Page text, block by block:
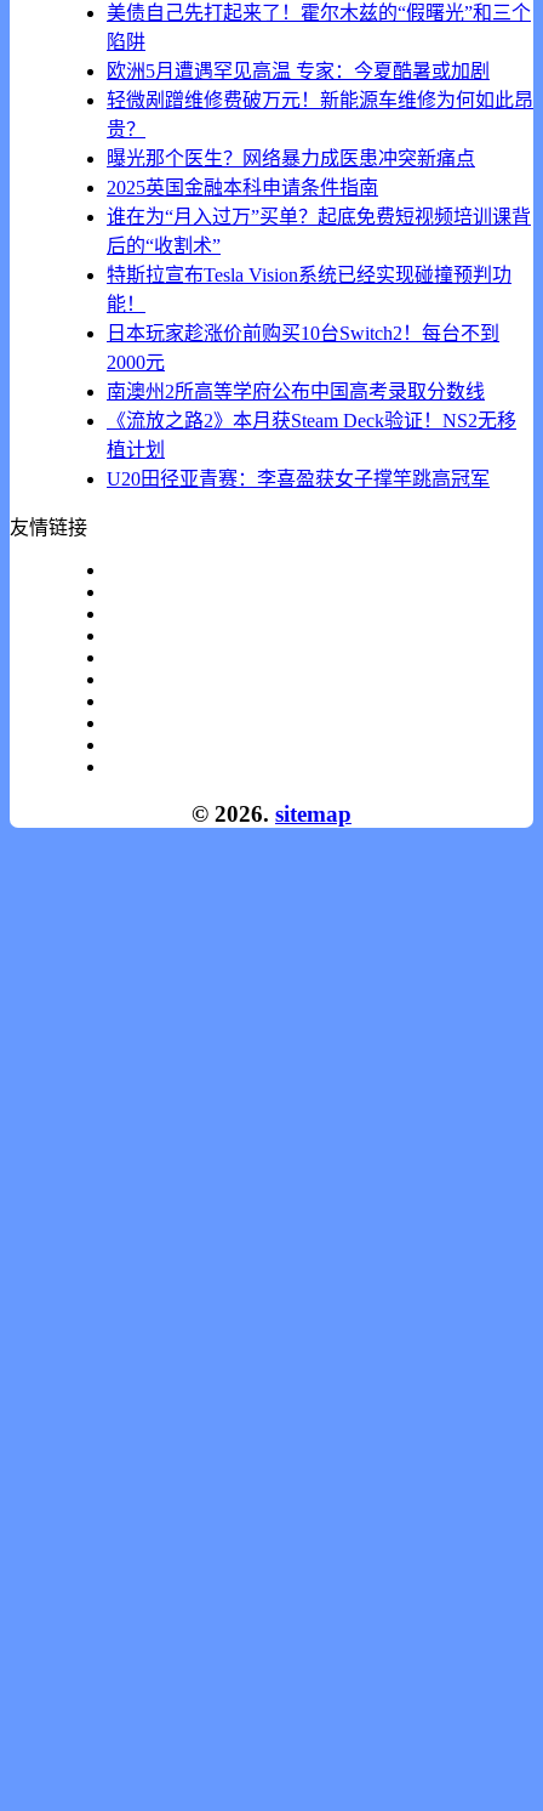
美债自己先打起来了！霍尔木兹的“假曙光”和三个
陷阱
欧洲5月遭遇罕见高温 专家：今夏酷暑或加剧
轻微剐蹭维修费破万元！新能源车维修为何如此昂
贵？
曝光那个医生？网络暴力成医患冲突新痛点
2025英国金融本科申请条件指南
谁在为“月入过万”买单？起底免费短视频培训课背
后的“收割术”
特斯拉宣布Tesla Vision系统已经实现碰撞预判功
能！
日本玩家趁涨价前购买10台Switch2！每台不到
2000元
南澳州2所高等学府公布中国高考录取分数线
《流放之路2》本月获Steam Deck验证！NS2无移
植计划
U20田径亚青赛：李喜盈获女子撑竿跳高冠军
友情链接
© 2026. sitemap